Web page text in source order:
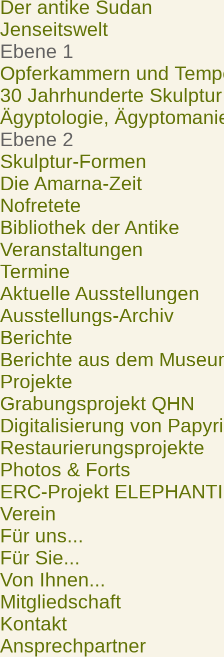
Der antike Sudan
Jenseitswelt
Ebene 1
Opferkammern und
30 Jahrhunderte Skulptur
Ägyptologie,
Ebene 2
Skulptur-Formen
Die Amarna-Zeit
Nofretete
Bibliothek der Antike
Veranstaltungen
Termine
Aktuelle Ausstellungen
Ausstellungs-Archiv
Berichte
Berichte aus dem
Projekte
Grabungsprojekt QHN
Digitalisierung von
Restaurierungsprojekte
Photos & Forts
ERC-Projekt
Verein
Für uns...
Für Sie...
Von Ihnen...
Mitgliedschaft
Kontakt
Ansprechpartner